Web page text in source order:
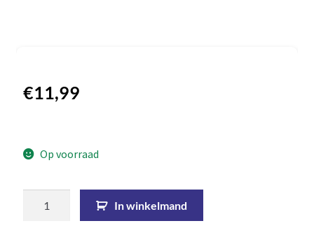
€11,99
Op voorraad
In winkelmand